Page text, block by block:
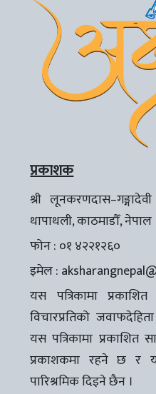
प्रकाशक
श्री
थापाथली, काठमाडौँ, नेपाल
फोन : ०१ ४२२१२६०
इमेल :
यस पत्रिकामा
विचारप्रतिको
यस पत्रिकामा प्रकाशित
प्रकाशकमा रहने छ र
पारिश्रमिक दिइने छैन ।